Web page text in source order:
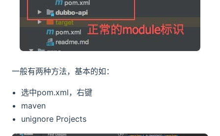
一般有两种方法，基本的如：
选中pom.xml，右键
maven
unignore Projects